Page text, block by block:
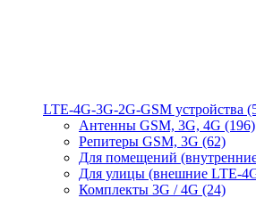
LTE-4G-3G-2G-GSM устройства
Антенны GSM, 3G, 4G (196)
Репитеры GSM, 3G (62)
Для помещений
Для улицы (внешние LTE-
Комплекты 3G / 4G (24)